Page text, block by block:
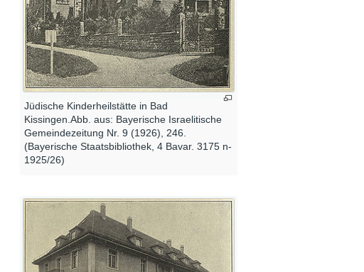
Jüdische Kinderheilstätte in Bad
Kissingen.Abb. aus: Bayerische Israelitische
Gemeindezeitung Nr. 9 (1926), 246.
(Bayerische Staatsbibliothek, 4 Bavar. 3175 n-
1925/26)